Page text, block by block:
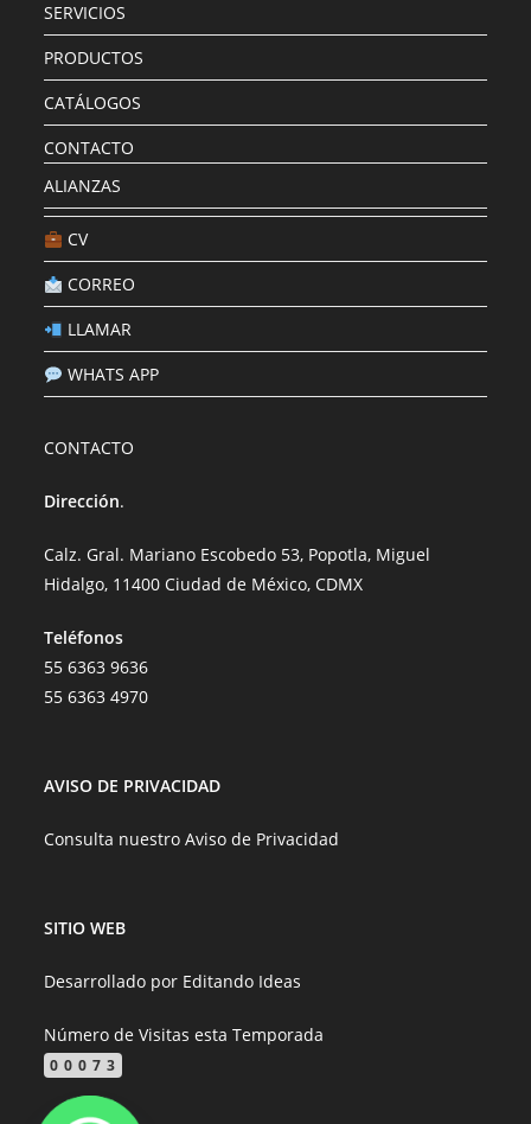
SERVICIOS
PRODUCTOS
CATÁLOGOS
CONTACTO
ALIANZAS
CV
CORREO
LLAMAR
WHATS APP
CONTACTO
Dirección.
Calz. Gral. Mariano Escobedo 53, Popotla, Miguel
Hidalgo, 11400 Ciudad de México, CDMX
Teléfonos
55 6363 9636
55 6363 4970
AVISO DE PRIVACIDAD
Consulta nuestroAviso de Privacidad
SITIO WEB
Desarrollado por Editando Ideas
Número de Visitas esta Temporada
00073